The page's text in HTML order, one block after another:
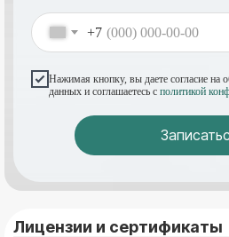
+7
Нажимая кнопку, вы даете согласие на
данных и соглашаетесь с политикой
Лицензии и сертификаты